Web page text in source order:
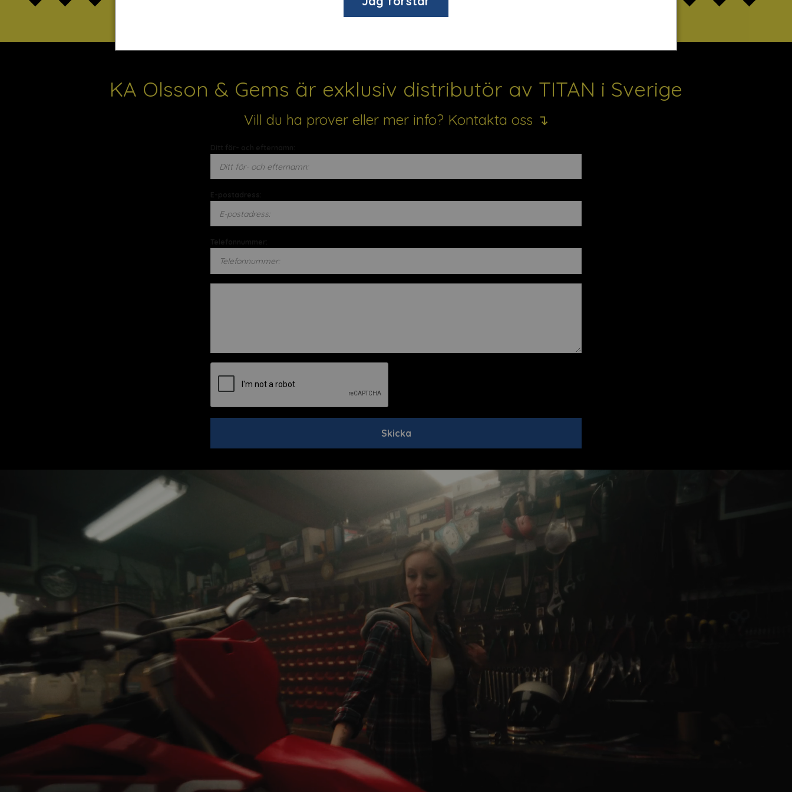
KA Olsson & Gems är exklusiv distributör av TITAN i Sverige
Vill du ha prover eller mer info? Kontakta oss ↴